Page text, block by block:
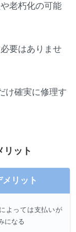
老朽化の可能
要はありませ
け確実に修理す
リット
メリット
よっては支払いが
になる